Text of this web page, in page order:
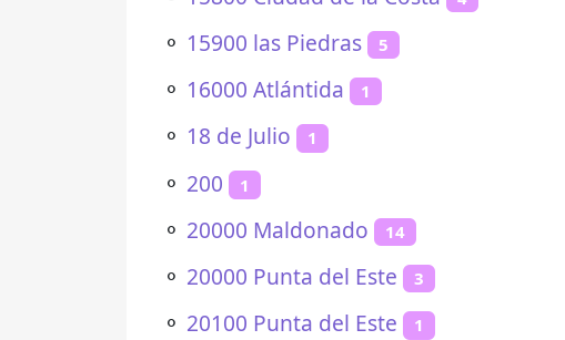
⚬ 15900 las Piedras 5
⚬ 16000 Atlántida 1
⚬ 18 de Julio 1
⚬ 200 1
⚬ 20000 Maldonado 14
⚬ 20000 Punta del Este 3
⚬ 20100 Punta del Este 1